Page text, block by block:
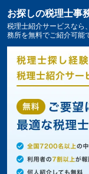
島本の税理士
お探しの税理士事
税理士紹介サービスなら
務所を無料でご紹介可能